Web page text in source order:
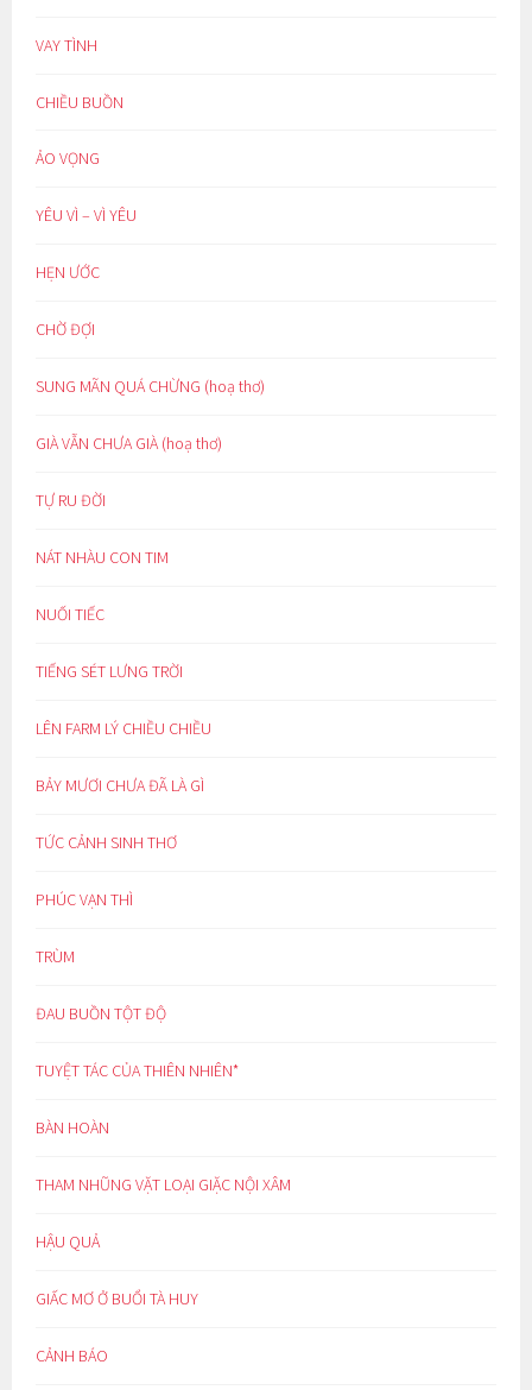
VAY TÌNH
CHIỀU BUỒN
ẢO VỌNG
YÊU VÌ – VÌ YÊU
HẸN ƯỚC
CHỜ ĐỢI
SUNG MÃN QUÁ CHỪNG (hoạ thơ)
GIÀ VẪN CHƯA GIÀ (hoạ thơ)
TỰ RU ĐỜI
NÁT NHÀU CON TIM
NUỐI TIẾC
TIẾNG SÉT LƯNG TRỜI
LÊN FARM LÝ CHIỀU CHIỀU
BẢY MƯƠI CHƯA ĐÃ LÀ GÌ
TỨC CẢNH SINH THƠ
PHÚC VẠN THÌ
TRÙM
ĐAU BUỒN TỘT ĐỘ
TUYỆT TÁC CỦA THIÊN NHIÊN*
BÀN HOÀN
THAM NHŨNG VẶT LOẠI GIẶC NỘI XÂM
HẬU QUẢ
GIẤC MƠ Ở BUỔI TÀ HUY
CẢNH BÁO